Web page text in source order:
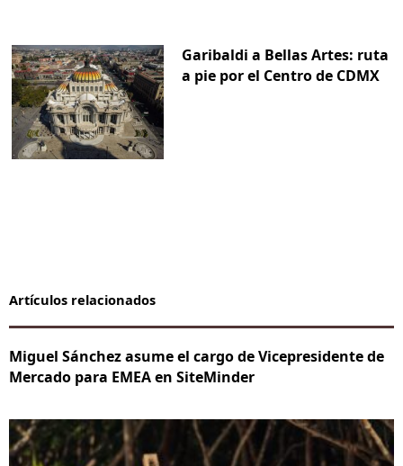
Garibaldi a Bellas Artes: ruta
a pie por el Centro de CDMX
Artículos relacionados
Miguel Sánchez asume el cargo de Vicepresidente de
Mercado para EMEA en SiteMinder